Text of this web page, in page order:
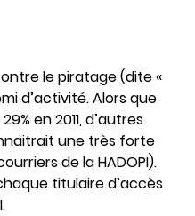
le piratage (dite «
d’activité. Alors que
en 2011, d’autres
une très forte
de la HADOPI).
titulaire d’accès